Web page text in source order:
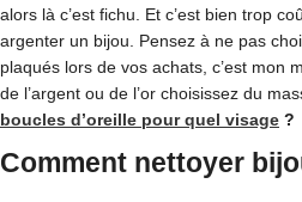
alors là c’est fichu. Et c’est bien trop
argenter un bijou. Pensez à ne pas
plaqués lors de vos achats, c’est mon
de l’argent ou de l’or choisissez du
boucles d’oreille pour quel visage ?
Comment nettoyer